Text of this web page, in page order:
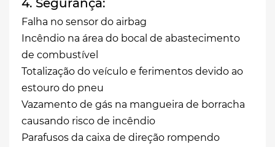
Falha no sensor do airbag
Incêndio na área do bocal de abastecimento
de combustível
Totalização do veículo e ferimentos devido ao
estouro do pneu
Vazamento de gás na mangueira de borracha
causando risco de incêndio
Parafusos da caixa de direção rompendo